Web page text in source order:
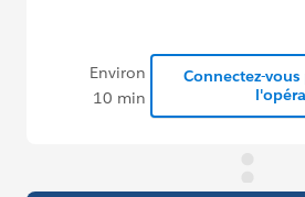
Environ
10 min
Connectez-